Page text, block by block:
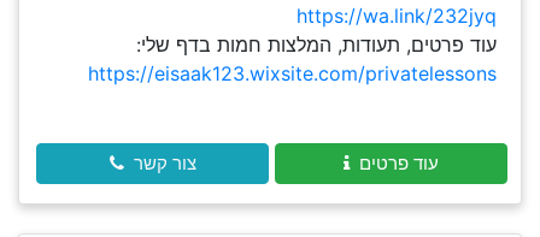
https://wa.link/232jyq
עוד פרטים, תעודות, המלצות חמות בדף שלי:
https://eisaak123.wixsite.com/privatelessons
עוד פרטים צור קשר